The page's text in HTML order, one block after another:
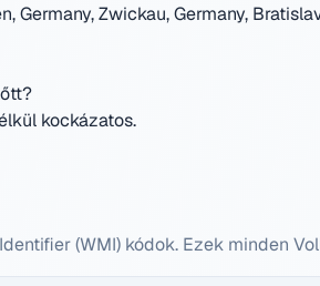
Germany, Zwickau, Germany,
kockázatos.
(WMI) kódok. Ezek minden